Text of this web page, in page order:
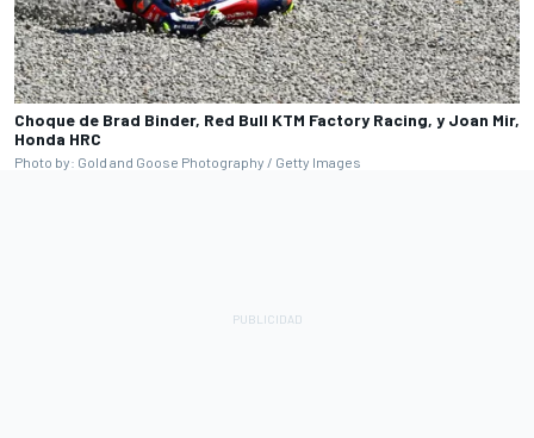
Choque de Brad Binder, Red Bull KTM Factory Racing, y Joan Mir,
Honda HRC
Photo by: Gold and Goose Photography / Getty Images